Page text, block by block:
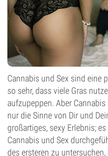
Cannabis und Sex sind eine
so sehr, dass viele Gras
aufzupeppen. Aber
nur die Sinne von Dir und
großartiges, sexy Erlebnis;
Cannabis und Sex
des ersteren zu